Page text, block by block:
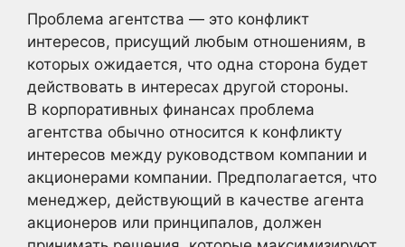
Проблема агентства — это конфликт
интересов, присущий любым отношениям, в
которых ожидается, что одна сторона будет
действовать в интересах другой стороны.
В корпоративных финансах проблема
агентства обычно относится к конфликту
интересов между руководством компании и
акционерами компании. Предполагается, что
менеджер, действующий в качестве агента
акционеров или принципалов, должен